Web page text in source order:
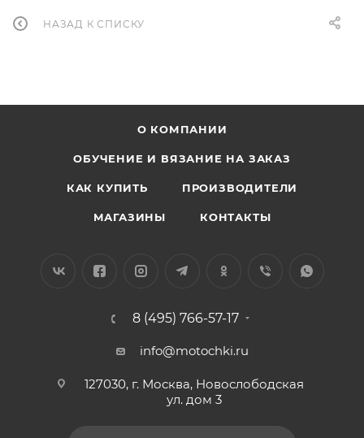
НАЗАД К СПИСКУ
О КОМПАНИИ
ОБУЧЕНИЕ И ВЯЗАНИЕ НА ЗАКАЗ
КАК КУПИТЬ ПРОИЗВОДИТЕЛИ
МАГАЗИНЫ КОНТАКТЫ
8 (495) 766-57-17
info@motochki.ru
127030, г. Москва, Новослободская
ул. дом 3